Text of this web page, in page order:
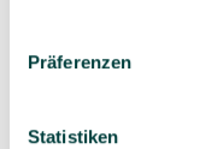
Präferenzen
Statistiken